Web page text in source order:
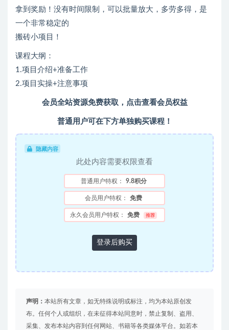
拿到奖励！没有时间限制，可以批量放大，多劳多得，是
一个非常稳定的
搬砖小项目！
课程大纲：
1.项目介绍+准备工作
2.项目实操+注意事项
会员全站资源免费获取，点击查看会员权益
普通用户可在下方单独购买课程！
隐藏内容
此处内容需要权限查看
普通用户特权： 9.8积分
会员用户特权： 免费
永久会员用户特权： 免费 推荐
登录后购买
声明： 本站所有文章，如无特殊说明或标注，均为本站原创发
布。任何个人或组织，在未征得本站同意时，禁止复制、盗用、
采集、发布本站内容到任何网站、书籍等各类媒体平台。如若本